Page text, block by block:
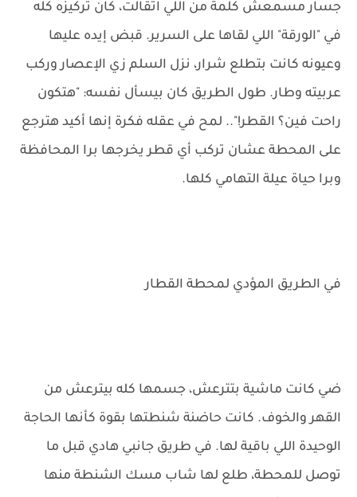
جسار مسمعش كلمة من اللي اتقالت، كان تركيزه كله
في "الورقة" اللي لقاها على السرير. قبض إيده عليها
وعيونه كانت بتطلع شرار، نزل السلم زي الإعصار وركب
عربيته وطار. طول الطريق كان بيسأل نفسه: "هتكون
راحت فين؟ القطر!".. لمح في عقله فكرة إنها أكيد هترجع
على المحطة عشان تركب أي قطر يخرجها برا المحافظة
وبرا حياة عيلة التهامي كلها.
في الطريق المؤدي لمحطة القطار
ضي كانت ماشية بتترعش، جسمها كله بيترعش من
القهر والخوف. كانت حاضنة شنطتها بقوة كأنها الحاجة
الوحيدة اللي باقية لها. في طريق جانبي هادي قبل ما
توصل للمحطة، طلع لها شاب مسك الشنطة منها